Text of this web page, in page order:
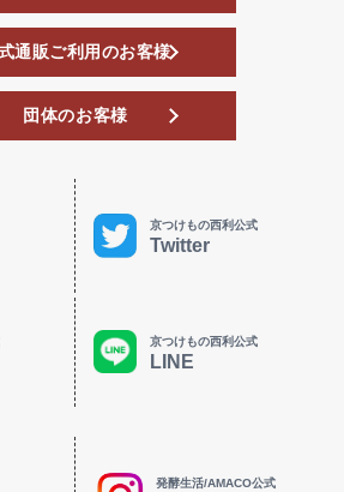
通販ご利用のお客様
団体のお客様
京つけもの西利公式
Twitter
京つけもの西利公式
LINE
発酵生活/AMACO公式